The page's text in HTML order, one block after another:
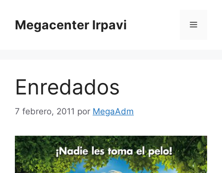
contenido
Megacenter Irpavi Menú
Enredados
7 febrero, 2011 por MegaAdm